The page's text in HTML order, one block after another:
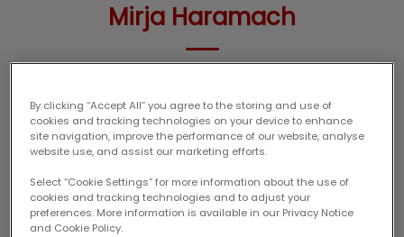
Mirja Haramach
FACHPERSONAL
By clicking “Accept All” you agree to the storing and use of
cookies and tracking technologies on your device to enhance
site navigation, improve the performance of our website, analyse
website use, and assist our marketing efforts.
Select “Cookie Settings” for more information about the use of
cookies and tracking technologies and to adjust your
preferences. More information is available in our Privacy Notice
and Cookie Policy.